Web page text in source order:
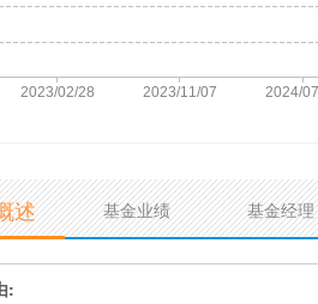
述 基金业绩 基金经理
: